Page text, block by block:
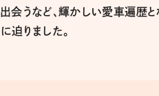
うなど、輝かしい愛車遍歴と
迫りました。